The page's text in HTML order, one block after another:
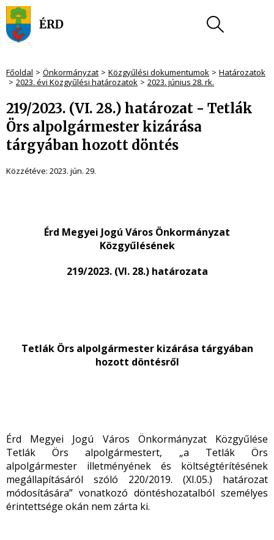
Főoldal Önkormányzat Közgyűlési dokumentumok
Határozatok
2023. évi Közgyűlési határozatok
2023. június 28. rk.
219/2023. (VI. 28.) határozat - Tetlák
Örs alpolgármester kizárása
tárgyában hozott döntés
Közzétéve: 2023. jún. 29.
Érd Megyei Jogú Város Önkormányzat
Közgyűlésének
219/2023. (VI. 28.) határozata
Tetlák Örs alpolgármester kizárása tárgyában
hozott döntésről
Érd Megyei Jogú Város Önkormányzat Közgyűlése
Tetlák Örs alpolgármestert, „a Tetlák Örs
alpolgármester illetményének és költségtérítésének
megállapításáról szóló 220/2019. (XI.05.) határozat
módosítására” vonatkozó döntéshozatalból személyes
érintettsége okán nem zárta ki.